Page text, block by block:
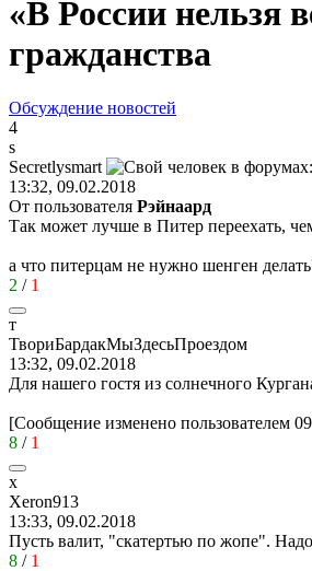
«В России нельзя
гражданства
Обсуждение новостей
4
s
Secretlysmart
13:32, 09.02.2018
От пользователя Рэйнаард
Так может лучше в Питер переехать,
а что питерцам не нужно шенген
2 / 1
т
ТвориБардакМыЗдесьПроездом
13:32, 09.02.2018
Для нашего гостя из солнечного
[Сообщение изменено пользователем
8 / 1
x
Xeron913
13:33, 09.02.2018
Пусть валит, "скатертью по жопе".
8 / 1